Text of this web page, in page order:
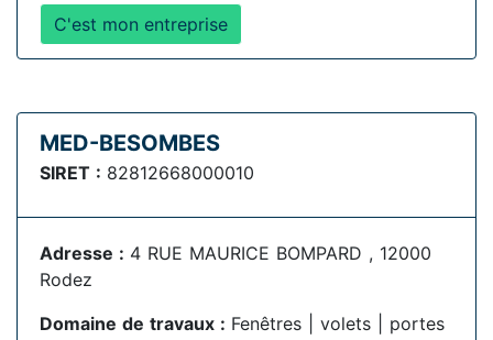
C'est mon entreprise
MED-BESOMBES
SIRET : 82812668000010
Adresse : 4 RUE MAURICE BOMPARD , 12000
Rodez
Domaine de travaux : Fenêtres | volets | portes